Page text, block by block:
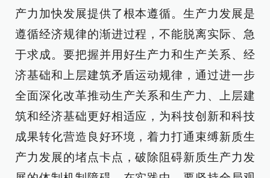
产力加快发展提供了根本遵循。生产力发展是
遵循经济规律的渐进过程，不能脱离实际、急
于求成。要把握并用好生产力和生产关系、经
济基础和上层建筑矛盾运动规律，通过进一步
全面深化改革推动生产关系和生产力、上层建
筑和经济基础更好相适应，为科技创新和科技
成果转化营造良好环境，着力打通束缚新质生
产力发展的堵点卡点，破除阻碍新质生产力发